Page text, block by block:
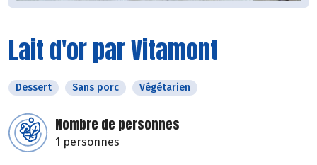
Lait d'or par Vitamont
Dessert Sans porc Végétarien
Nombre de personnes
1 personnes